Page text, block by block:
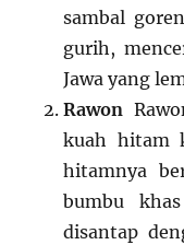
sambal
gurih,
Jawa yang
Rawon
kuah hitam
hitamnya
bumbu
disantap